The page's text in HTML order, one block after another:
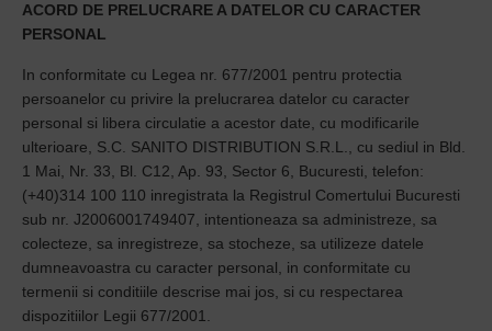
ACORD DE PRELUCRARE A DATELOR CU CARACTER
PERSONAL
In conformitate cu Legea nr. 677/2001 pentru protectia
persoanelor cu privire la prelucrarea datelor cu caracter
personal si libera circulatie a acestor date, cu modificarile
ulterioare, S.C. SANITO DISTRIBUTION S.R.L., cu sediul in Bld.
1 Mai, Nr. 33, Bl. C12, Ap. 93, Sector 6, Bucuresti, telefon:
(+40)314 100 110 inregistrata la Registrul Comertului Bucuresti
sub nr. J2006001749407 , intentioneaza sa administreze, sa
colecteze, sa inregistreze, sa stocheze, sa utilizeze datele
dumneavoastra cu caracter personal, in conformitate cu
termenii si conditiile descrise mai jos, si cu respectarea
dispozitiilor Legii 677/2001.